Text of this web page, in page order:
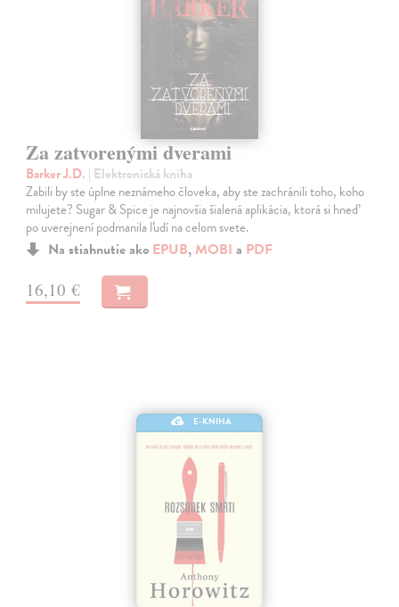
Za zatvorenými dverami
Barker J.D. | Elektronická kniha
Zabili by ste úplne neznámeho človeka, aby ste zachránili toho, koho
milujete? Sugar & Spice je najnovšia šialená aplikácia, ktorá si hneď
po uverejnení podmanila ľudí na celom svete.
Na stiahnutie ako EPUB, MOBI a PDF
16,10 €
E-KNIHA